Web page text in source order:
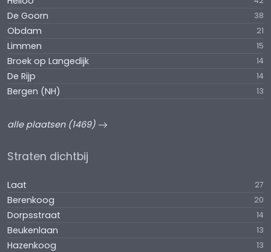
De Goorn 38
Obdam 21
Limmen 15
Broek op Langedijk 14
De Rijp 14
Bergen (NH) 13
alle plaatsen (1469)
Straten dichtbij
Laat 27
Berenkoog 20
Dorpsstraat 14
Beukenlaan 13
Hazenkoog 13